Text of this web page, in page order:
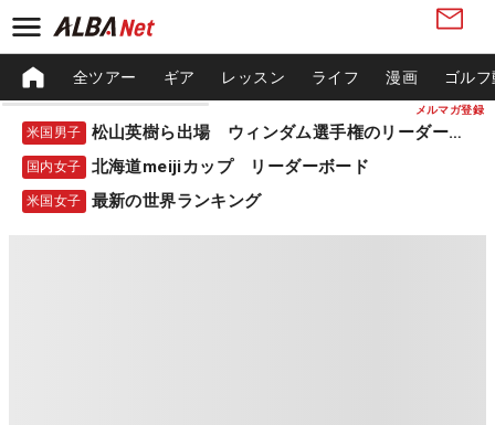
メルマガ登録
全ツアー ギア レッスン ライフ 漫画 ゴル
米国男子 松山英樹ら出場 ウィンダム選手権のリーダーボード
国内女子 北海道meijiカップ リーダーボード
米国女子 最新の世界ランキング